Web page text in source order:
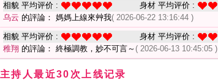
相貌 平均评价 : 身材 平均评价 :
乌云 的評論： 媽媽上線來艸我( 2026-06-22 13:16:44 )
相貌 平均评价 : 身材 平均评价 :
稚翔 的評論： 終極調教，妙不可言～ ( 2026-06-13 10:45:05 )
主持人最近30次上线记录